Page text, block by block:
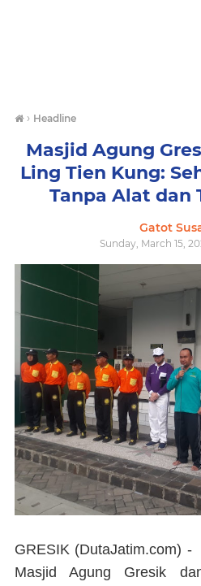
› Headline
Masjid Agung
Ling Tien Kung:
Tanpa Alat dan
Gatot
Sunday, March 15,
GRESIK (DutaJatim.com) -
Masjid Agung Gresik